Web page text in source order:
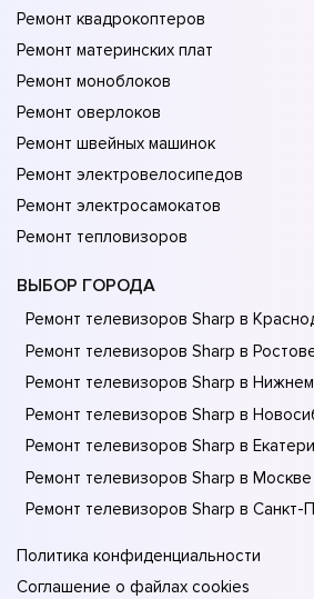
Ремонт квадрокоптеров
Ремонт материнских плат
Ремонт моноблоков
Ремонт оверлоков
Ремонт швейных машинок
Ремонт электровелосипедов
Ремонт электросамокатов
Ремонт тепловизоров
ВЫБОР ГОРОДА
Ремонт телевизоров Sharp в
Ремонт телевизоров Sharp в
Ремонт телевизоров Sharp в
Ремонт телевизоров Sharp в
Ремонт телевизоров Sharp в
Ремонт телевизоров Sharp в Москве
Ремонт телевизоров Sharp в Санкт-
Политика конфиденциальности
Соглашение о файлах cookies